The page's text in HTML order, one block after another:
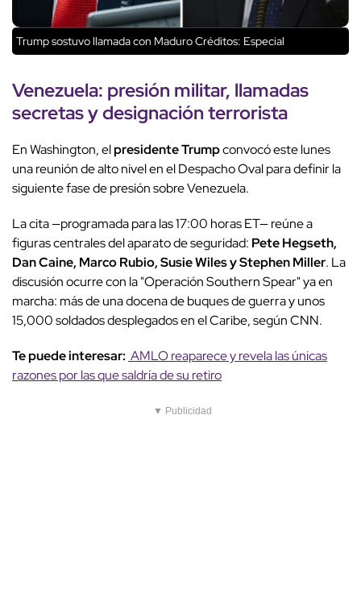
Trump sostuvo llamada con MaduroCréditos: Especial
Venezuela: presión militar, llamadas
secretas y designación terrorista
En Washington, elpresidente Trumpconvocó este lunes
una reunión de alto nivel en el Despacho Oval para definir la
siguiente fase de presión sobre Venezuela.
La cita —programada para las 17:00 horas ET— reúne a
figuras centrales del aparato de seguridad: Pete Hegseth,
Dan Caine, Marco Rubio, Susie Wiles y Stephen Miller. La
discusión ocurre con la "Operación Southern Spear" ya en
marcha: más de una docena de buques de guerra y unos
15,000 soldados desplegados en el Caribe, según CNN.
Te puede interesar: AMLO reaparece y revela las únicas
razones por las que saldría de su retiro
▼ Publicidad